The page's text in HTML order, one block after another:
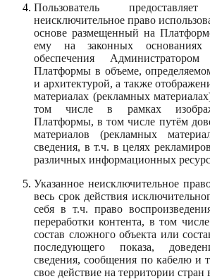
Пользователь
неисключительное право
основе размещенный на
ему на законных
обеспечения Администратором
Платформы в объеме,
и архитектурой, а также
материалах (рекламных
том числе в рамках
Платформы, в том числе путём
материалов (рекламных
сведения, в т.ч. в целях
различных информационных
Указанное неисключительное
весь срок действия
себя в т.ч. право
переработки контента, в том
состав сложного объекта или
последующего показа,
сведения, сообщения по кабелю и
свое действие на территории стран